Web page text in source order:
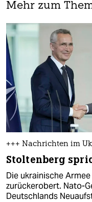
Mehr zum
+++ Nachrichten im
Stoltenberg
Die ukrainische
zurückerobert. Nato-
Deutschlands